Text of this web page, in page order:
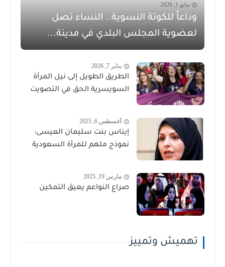
مايو 1, 2026
وداعاً للكوتة النسوية.. النساء تصل
لعضوية المجلس البلدي في مدينة...
يناير 7, 2026
الطريق الطويل إلى نيل المرأة
السويسرية الحق في التصويت
أغسطس 6, 2025
إيناس بنت سليمان العيسى:
نموذج ملهم للمرأة السعودية
مارس 19, 2025
صراع النواعم يعيق التمكين
تهميش وتمييز